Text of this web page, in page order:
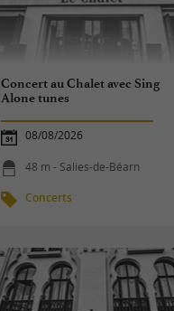
Concert au Chalet avec Sing
Alone tunes
08/08/2026
48 m - Salies-de-Béarn
Concerts